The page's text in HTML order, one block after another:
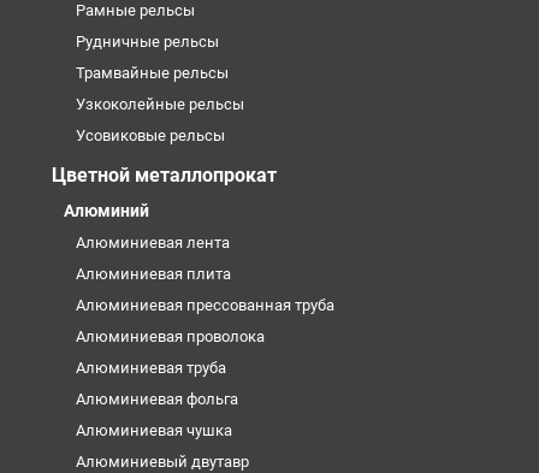
Рамные рельсы
Рудничные рельсы
Трамвайные рельсы
Узкоколейные рельсы
Усовиковые рельсы
Цветной металлопрокат
Алюминий
Алюминиевая лента
Алюминиевая плита
Алюминиевая прессованная труба
Алюминиевая проволока
Алюминиевая труба
Алюминиевая фольга
Алюминиевая чушка
Алюминиевый двутавр